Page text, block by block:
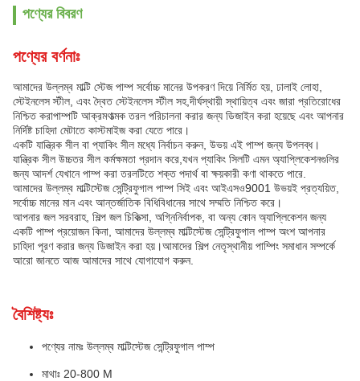
পণ্যের বিবরণ
পণ্যের বর্ণনাঃ
আমাদের উল্লম্ব মাল্টি স্টেজ পাম্প সর্বোচ্চ মানের উপকরণ দিয়ে নির্মিত হয়, ঢালাই লোহা,
স্টেইনলেস স্টীল, এবং দ্বৈত স্টেইনলেস স্টীল সহ,দীর্ঘস্থায়ী স্থায়িত্ব এবং জারা প্রতিরোধের
নিশ্চিত করাপাম্পটি আক্রমণাত্মক তরল পরিচালনা করার জন্য ডিজাইন করা হয়েছে এবং আপনার
নির্দিষ্ট চাহিদা মেটাতে কাস্টমাইজ করা যেতে পারে।
একটি যান্ত্রিক সীল বা প্যাকিং সীল মধ্যে নির্বাচন করুন, উভয় এই পাম্প জন্য উপলব্ধ।
যান্ত্রিক সীল উচ্চতর সীল কর্মক্ষমতা প্রদান করে,যখন প্যাকিং সিলটি এমন অ্যাপ্লিকেশনগুলির
জন্য আদর্শ যেখানে পাম্প করা তরলটিতে শক্ত পদার্থ বা ক্ষয়কারী কণা থাকতে পারে.
আমাদের উল্লম্ব মাল্টিস্টেজ সেন্ট্রিফুগাল পাম্প সিই এবং আইএসও9001 উভয়ই প্রত্যয়িত,
সর্বোচ্চ মানের মান এবং আন্তর্জাতিক বিধিবিধানের সাথে সম্মতি নিশ্চিত করে।
আপনার জল সরবরাহ, শিল্প জল চিকিত্সা, অগ্নিনির্বাপক, বা অন্য কোন অ্যাপ্লিকেশন জন্য
একটি পাম্প প্রয়োজন কিনা, আমাদের উল্লম্ব মাল্টিস্টেজ সেন্ট্রিফুগাল পাম্প অংশ আপনার
চাহিদা পূরণ করার জন্য ডিজাইন করা হয়।আমাদের শিল্প নেতৃস্থানীয় পাম্পিং সমাধান সম্পর্কে
আরো জানতে আজ আমাদের সাথে যোগাযোগ করুন.
বৈশিষ্ট্যঃ
পণ্যের নামঃ উল্লম্ব মাল্টিস্টেজ সেন্ট্রিফুগাল পাম্প
মাথাঃ 20-800 M